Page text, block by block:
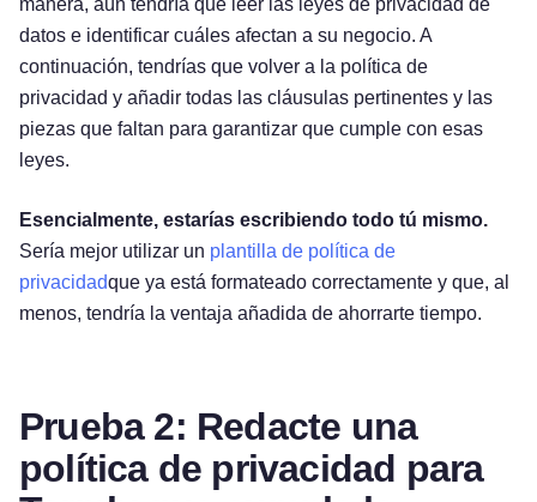
manera, aún tendría que leer las leyes de privacidad de
datos e identificar cuáles afectan a su negocio. A
continuación, tendrías que volver a la política de
privacidad y añadir todas las cláusulas pertinentes y las
piezas que faltan para garantizar que cumple con esas
leyes.
Esencialmente, estarías escribiendo todo tú mismo.
Sería mejor utilizar un plantilla de política de
privacidadque ya está formateado correctamente y que, al
menos, tendría la ventaja añadida de ahorrarte tiempo.
Prueba 2: Redacte una
política de privacidad para